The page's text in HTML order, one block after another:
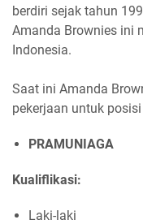
berdiri sejak tahun
Amanda Brownies ini
Indonesia.
Saat ini Amanda
pekerjaan untuk
PRAMUNIAGA
Kualiflikasi:
Laki-laki